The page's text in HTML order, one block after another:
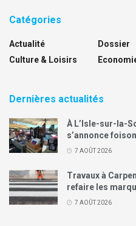
Catégories
Actualité
Culture & Loisirs
Dossier
Dernières actualités
À L’Isle-sur-la-
s’annonce
7 AOÛT 2026
Travaux à
refaire les
7 AOÛT 2026